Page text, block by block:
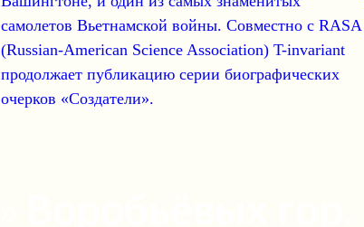
самолетов Вьетнамской войны. Совместно с RASA
(Russian-American Science Association)T-invariant
продолжает публикацию серии биографических
очерков «Создатели».